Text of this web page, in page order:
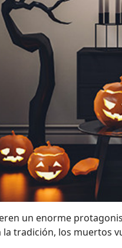
un enorme
tradición, los muertos